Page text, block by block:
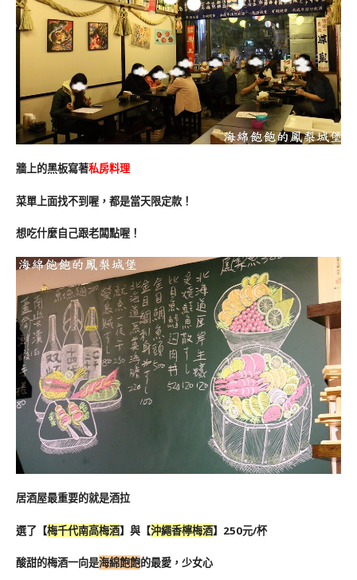
牆上的黑板寫著私房料理
菜單上面找不到喔，都是當天限定款！
想吃什麼自己跟老闆點喔！
居酒屋最重要的就是酒拉
選了【梅千代南高梅酒】與【沖繩香檸梅酒】250元/杯
酸甜的梅酒一向是海綿飽飽的最愛，少女心